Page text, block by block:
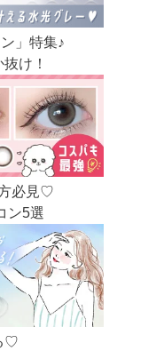
」特集♪
け！
必見♡
ン5選
♡
乱視用カラコン 1day
遠近両用カラコン 1day
・サークルレンズ 2week
・サークルレンズ 1month
乱視用カラコン 1day
コンタクトレンズ 2week
乱視用カラコン 1day
乱視用カラコン 1month